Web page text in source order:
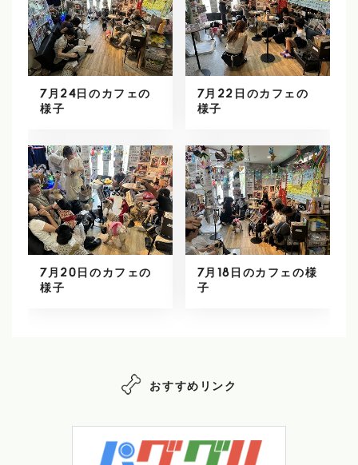
7月24日のカフェの
様子
7月22日のカフェの
様子
7月20日のカフェの
様子
7月18日のカフェの様
子
おすすめリンク